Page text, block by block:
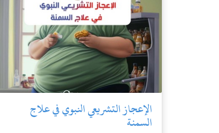
الإعجاز التشريعي النبوي في علاج
السمنة